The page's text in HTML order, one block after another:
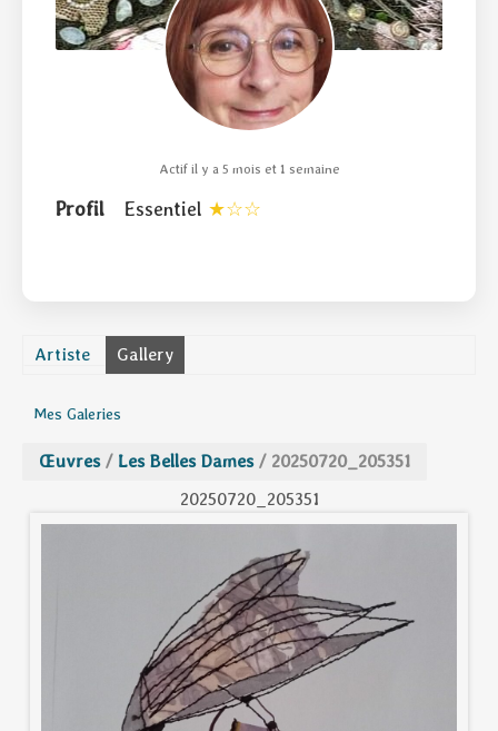
Actif il y a 5 mois et 1 semaine
Profil Essentiel
Artiste Gallery
Mes Galeries
Œuvres / Les Belles Dames / 20250720_205351
20250720_205351